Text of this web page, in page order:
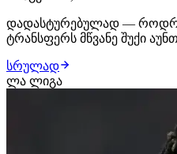
დადასტურებულად —
ტრანსფერს მწვანე შუქი
ისაუბრა და
გაგრძელება "ბლაუგრანაში"
ინფორმაციით, ბარსელონა
სრულად
ლა ლიგა